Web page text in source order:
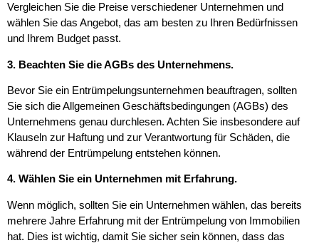
Vergleichen Sie die Preise verschiedener Unternehmen und
wählen Sie das Angebot, das am besten zu Ihren Bedürfnissen
und Ihrem Budget passt.
3. Beachten Sie die AGBs des Unternehmens.
Bevor Sie ein Entrümpelungsunternehmen beauftragen, sollten
Sie sich die Allgemeinen Geschäftsbedingungen (AGBs) des
Unternehmens genau durchlesen. Achten Sie insbesondere auf
Klauseln zur Haftung und zur Verantwortung für Schäden, die
während der Entrümpelung entstehen können.
4. Wählen Sie ein Unternehmen mit Erfahrung.
Wenn möglich, sollten Sie ein Unternehmen wählen, das bereits
mehrere Jahre Erfahrung mit der Entrümpelung von Immobilien
hat. Dies ist wichtig, damit Sie sicher sein können, dass das